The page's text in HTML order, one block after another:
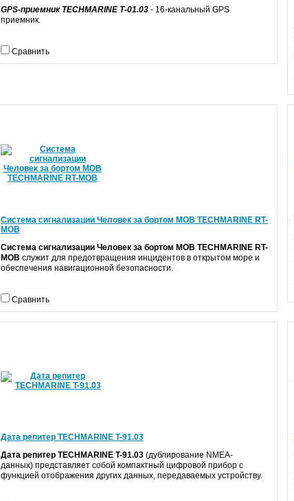
GPS-приемник TECHMARINE Т-01.03 - 16-канальный GPS
приемник.
Сравнить
Система сигнализации Человек за бортом MOB TECHMARINE RT-
MOB
Система сигнализации Человек за бортом MOB TECHMARINE RT-
MOB служит для предотвращения инцидентов в открытом море и
обеспечения навигационной безопасности.
Сравнить
Дата репитер TECHMARINE T-91.03
Дата репитер TECHMARINE T-91.03 (дублирование NMEA-
данных) представляет собой компактный цифровой прибор с
функцией отображения других данных, передаваемых устройству.